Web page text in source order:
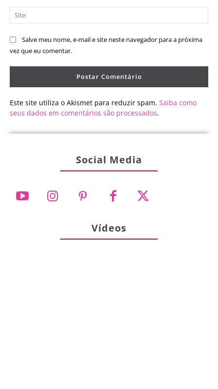
Salve meu nome, e-mail e site neste navegador para a próxima
vez que eu comentar.
Este site utiliza o Akismet para reduzir spam. Saiba como
seus dados em comentários são processados.
Social Media
Vídeos